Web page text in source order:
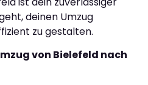
deinen Umzug
zu gestalten.
von Bielefeld nach